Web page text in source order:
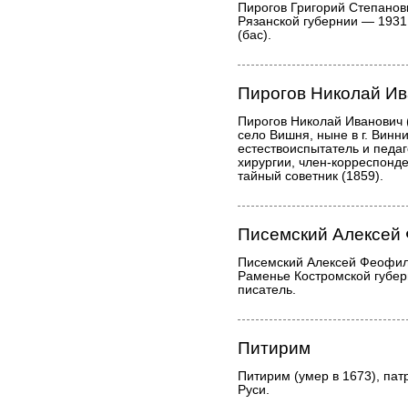
Пирогов Григорий
Рязанской губернии —
(бас).
Пирогов Николай
Пирогов Николай
село Вишня, ныне в г.
естествоиспытатель и
хирургии, член-
тайный советник (1859).
Писемский
Писемский Алексей
Раменье Костромской
писатель.
Питирим
Питирим (умер в 1673),
Руси.